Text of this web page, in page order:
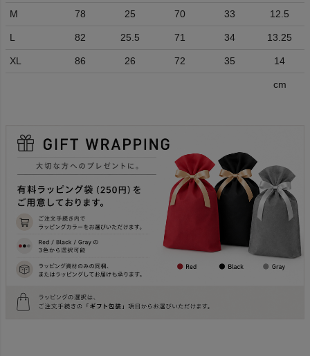
M 78 25 70 33 12.5
L 82 25.5 71 34 13.25
XL 86 26 72 35 14
cm